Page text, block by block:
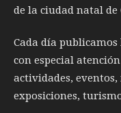
de la ciudad natal de
Cada día
con especial
actividades,
exposiciones,